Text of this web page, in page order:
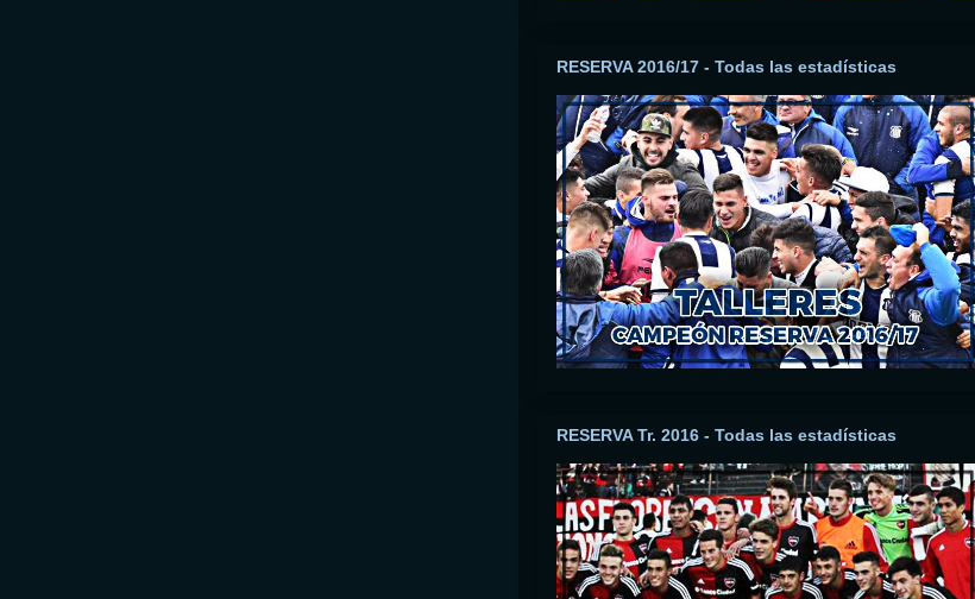
RESERVA 2016/17 - Todas las estadísticas
RESERVA Tr. 2016 - Todas las estadísticas